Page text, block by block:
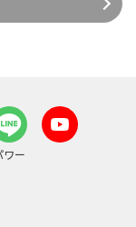
ワー